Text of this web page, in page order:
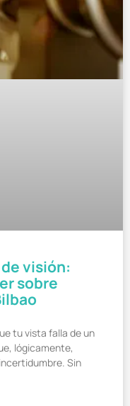
visión:
sobre
tu vista falla de un
lógicamente,
Sin